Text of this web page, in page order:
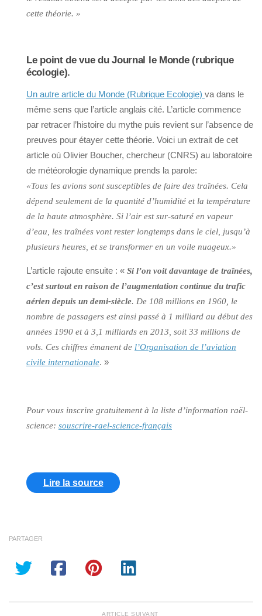
cette théorie. »
Le point de vue du Journal le Monde (rubrique
écologie).
Un autre article du Monde (Rubrique Ecologie) va dans le
même sens que l’article anglais cité. L’article commence
par retracer l’histoire du mythe puis revient sur l’absence de
preuves pour étayer cette théorie. Voici un extrait de cet
article où Olivier Boucher, chercheur (CNRS) au laboratoire
de météorologie dynamique prends la parole:
«Tous les avions sont susceptibles de faire des traînées. Cela
dépend seulement de la quantité d’humidité et la température
de la haute atmosphère. Si l’air est sur-saturé en vapeur
d’eau, les traînées vont rester longtemps dans le ciel, jusqu’à
plusieurs heures, et se transformer en un voile nuageux.»
L’article rajoute ensuite : « Si l’on voit davantage de traînées,
c’est surtout en raison de l’augmentation continue du trafic
aérien depuis un demi-siècle. De 108 millions en 1960, le
nombre de passagers est ainsi passé à 1 milliard au début des
années 1990 et à 3,1 milliards en 2013, soit 33 millions de
vols. Ces chiffres émanent de l’Organisation de l’aviation
civile internationale. »
Pour vous inscrire gratuitement à la liste d’information raël-
science: souscrire-rael-science-français
Lire la source
PARTAGER
ARTICLE SUIVANT